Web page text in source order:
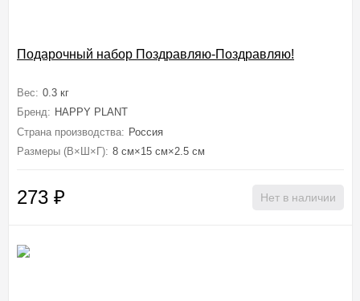
Подарочный набор Поздравляю-Поздравляю!
Вес: 0.3 кг
Бренд: HAPPY PLANT
Страна производства: Россия
Размеры (В×Ш×Г): 8 см×15 см×2.5 см
273 ₽ Нет в наличии